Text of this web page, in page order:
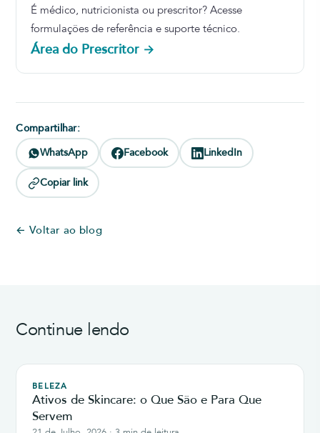
É médico, nutricionista ou prescritor? Acesse
formulações de referência e suporte técnico.
Área do Prescritor →
Compartilhar:
WhatsApp Facebook LinkedIn
Copiar link
← Voltar ao blog
Continue lendo
BELEZA
Ativos de Skincare: o Que São e Para Que
Servem